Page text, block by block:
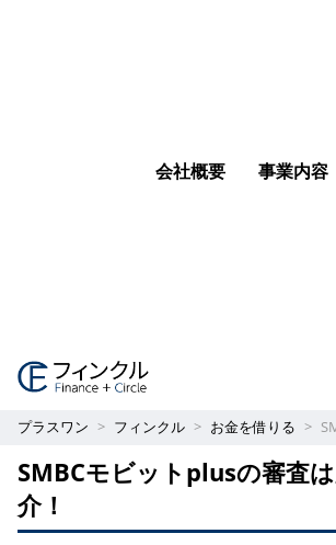
会社概要 事業内容
プラスワン
フィンクル お金を借りる
SMBCモビットplusの審査
介！